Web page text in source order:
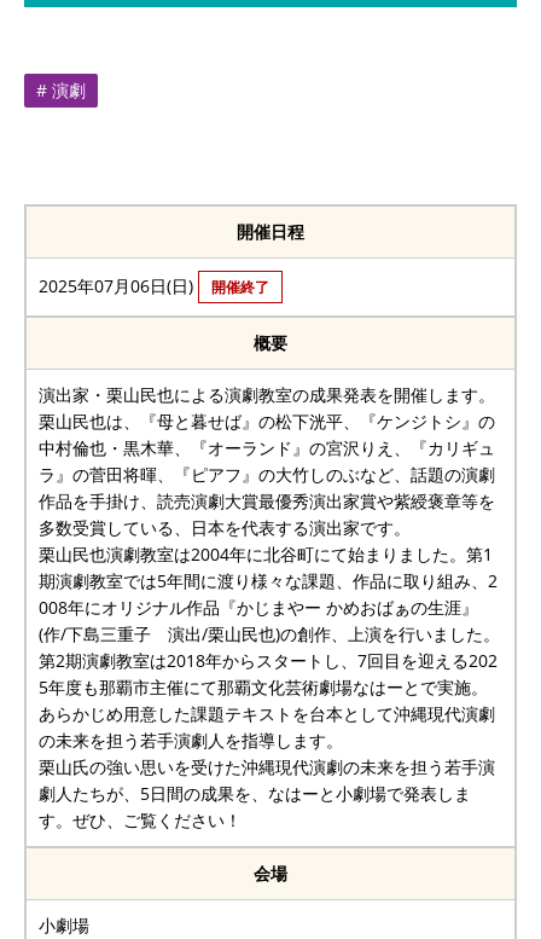
# 演劇
開催日程
2025年07月06日(日) 開催終了
概要
演出家・栗山民也による演劇教室の成果発表を開催します。
栗山民也は、『母と暮せば』の松下洸平、『ケンジトシ』の
中村倫也・黒木華、『オーランド』の宮沢りえ、『カリギュ
ラ』の菅田将暉、『ピアフ』の大竹しのぶなど、話題の演劇
作品を手掛け、読売演劇大賞最優秀演出家賞や紫綬褒章等を
多数受賞している、日本を代表する演出家です。
栗山民也演劇教室は2004年に北谷町にて始まりました。第1
期演劇教室では5年間に渡り様々な課題、作品に取り組み、2
008年にオリジナル作品『かじまやー かめおばぁの生涯』
(作/下島三重子 演出/栗山民也)の創作、上演を行いました。
第2期演劇教室は2018年からスタートし、7回目を迎える202
5年度も那覇市主催にて那覇文化芸術劇場なはーとで実施。
あらかじめ用意した課題テキストを台本として沖縄現代演劇
の未来を担う若手演劇人を指導します。
栗山氏の強い思いを受けた沖縄現代演劇の未来を担う若手演
劇人たちが、5日間の成果を、なはーと小劇場で発表しま
す。ぜひ、ご覧ください！
会場
小劇場